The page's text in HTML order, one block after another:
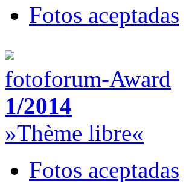
Fotos aceptadas
fotoforum-Award
1/2014
»Thème libre«
Fotos aceptadas